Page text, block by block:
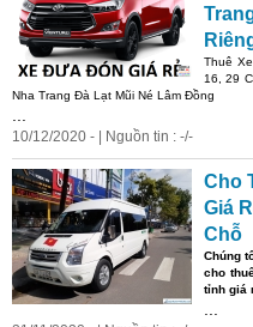
Thuê
16, 29
Nha Trang Đà Lạt Mũi Né Lâm Đồng
10/12/2020 - | Nguồn tin : -/-
Cho
Giá
Chỗ
Chúng
cho
tỉnh giá